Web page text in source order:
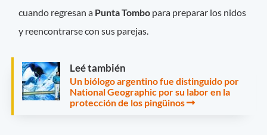
cuando regresan a Punta Tombo para preparar los nidos
y reencontrarse con sus parejas.
Leé también
Un biólogo argentino fue distinguido por
National Geographic por su labor en la
protección de los pingüinos